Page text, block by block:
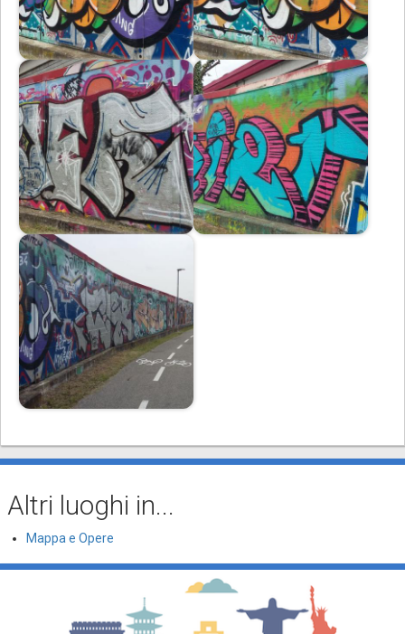
Immagine Immagine
Immagine
Altri luoghi in...
Mappa e Opere